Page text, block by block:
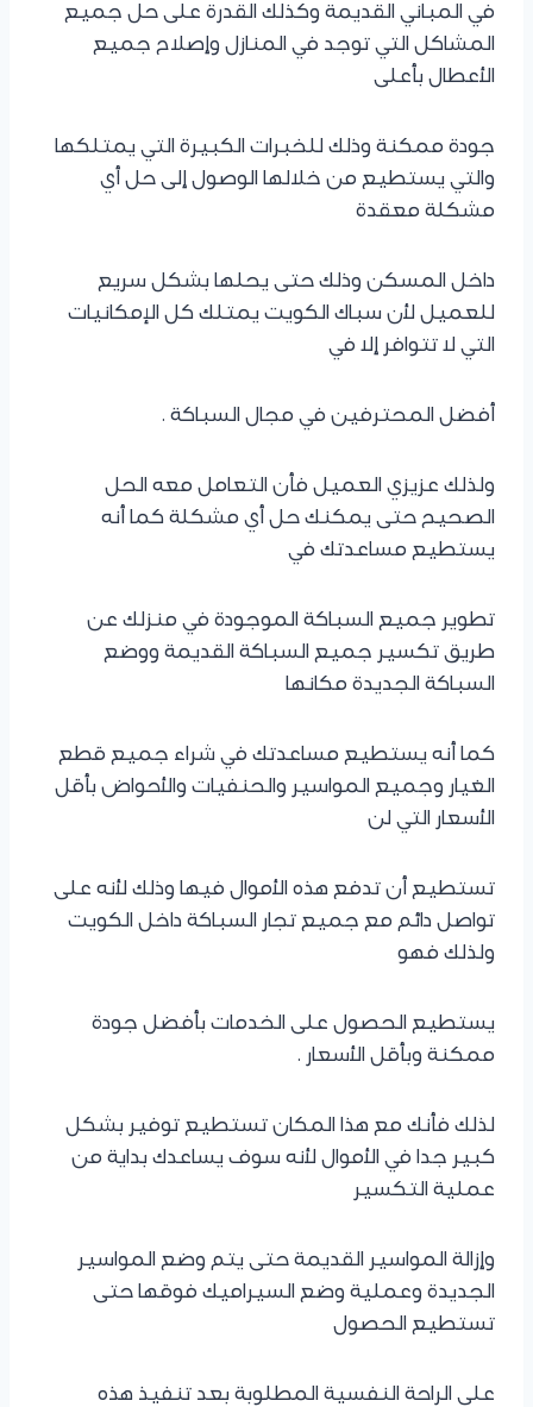
في المباني القديمة وكذلك القدرة على حل جميع
المشاكل التي توجد في المنازل وإصلاح جميع
الأعطال بأعلى
جودة ممكنة وذلك للخبرات الكبيرة التي يمتلكها
والتي يستطيع من خلالها الوصول إلى حل أي
مشكلة معقدة
داخل المسكن وذلك حتى يحلها بشكل سريع
للعميل لأن سباك الكويت يمتلك كل الإمكانيات
التي لا تتوافر إلا في
أفضل المحترفين في مجال السباكة .
ولذلك عزيزي العميل فأن التعامل معه الحل
الصحيح حتى يمكنك حل أي مشكلة كما أنه
يستطيع مساعدتك في
تطوير جميع السباكة الموجودة في منزلك عن
طريق تكسير جميع السباكة القديمة ووضع
السباكة الجديدة مكانها
كما أنه يستطيع مساعدتك في شراء جميع قطع
الغيار وجميع المواسير والحنفيات والأحواض بأقل
الأسعار التي لن
تستطيع أن تدفع هذه الأموال فيها وذلك لأنه على
تواصل دائم مع جميع تجار السباكة داخل الكويت
ولذلك فهو
يستطيع الحصول على الخدمات بأفضل جودة
ممكنة وبأقل الأسعار .
لذلك فأنك مع هذا المكان تستطيع توفير بشكل
كبير جدا في الأموال لأنه سوف يساعدك بداية من
عملية التكسير
وإزالة المواسير القديمة حتى يتم وضع المواسير
الجديدة وعملية وضع السيراميك فوقها حتى
تستطيع الحصول
على الراحة النفسية المطلوبة بعد تنفيذ هذه